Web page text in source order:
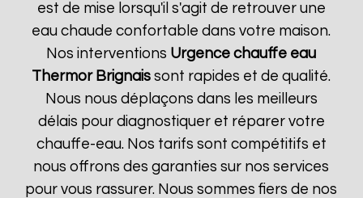
est de mise lorsqu'il s'agit de retrouver une
eau chaude confortable dans votre maison.
Nos interventions Urgence chauffe eau
Thermor Brignais sont rapides et de qualité.
Nous nous déplaçons dans les meilleurs
délais pour diagnostiquer et réparer votre
chauffe-eau. Nos tarifs sont compétitifs et
nous offrons des garanties sur nos services
pour vous rassurer. Nous sommes fiers de nos